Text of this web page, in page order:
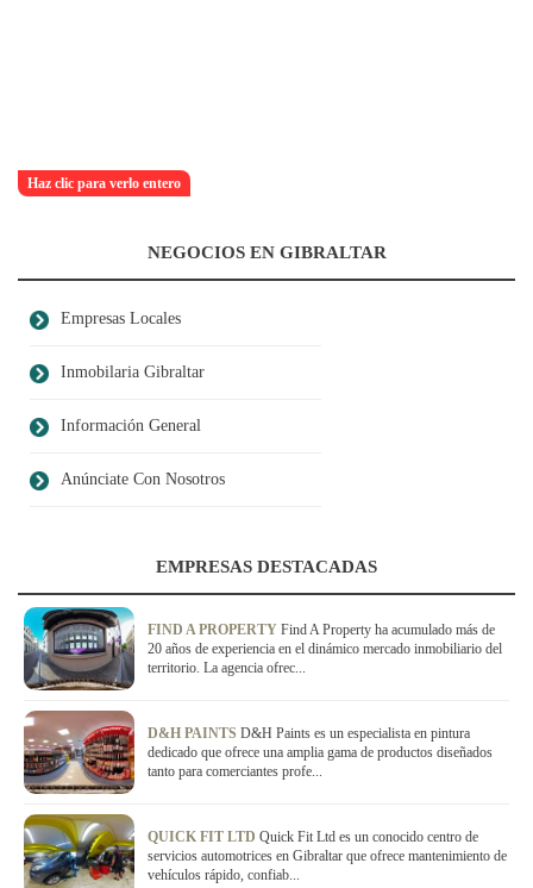
Haz clic para verlo entero
NEGOCIOS EN GIBRALTAR
Empresas Locales
Inmobilaria Gibraltar
Información General
Anúnciate Con Nosotros
EMPRESAS DESTACADAS
FIND A PROPERTY Find A Property ha acumulado más de
20 años de experiencia en el dinámico mercado inmobiliario del
territorio. La agencia ofrec...
D&H PAINTS D&H Paints es un especialista en pintura
dedicado que ofrece una amplia gama de productos diseñados
tanto para comerciantes profe...
QUICK FIT LTD Quick Fit Ltd es un conocido centro de
servicios automotrices en Gibraltar que ofrece mantenimiento de
vehículos rápido, confiab...